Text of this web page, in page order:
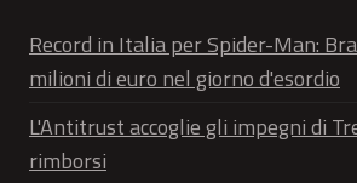
Record in Italia per Spider-Man:
milioni di euro nel giorno d'esordio
L'Antitrust accoglie gli impegni di
rimborsi